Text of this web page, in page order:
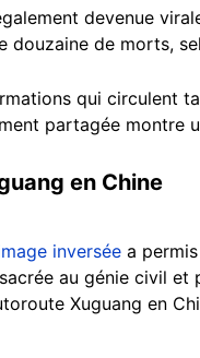
devenue
douzaine de morts,
qui circulent
partagée montre
en Chine
inversée a
au génie civil
Xuguang en